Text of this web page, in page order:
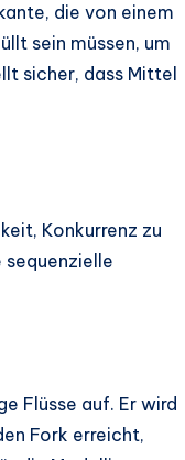
die von einem
sein müssen, um
sicher, dass Mittel
Konkurrenz zu
Flüsse auf. Er wird
Fork erreicht,